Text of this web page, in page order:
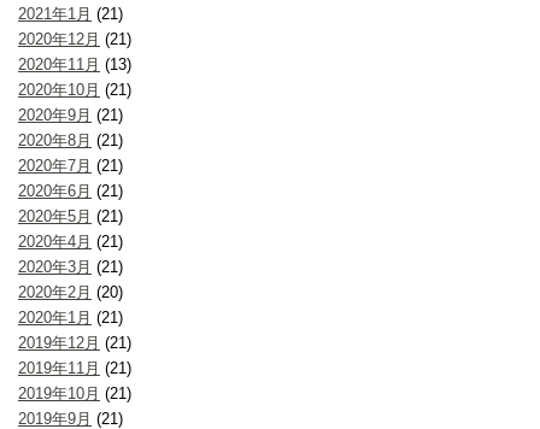
2021年1月 (21)
2020年12月 (21)
2020年11月 (13)
2020年10月 (21)
2020年9月 (21)
2020年8月 (21)
2020年7月 (21)
2020年6月 (21)
2020年5月 (21)
2020年4月 (21)
2020年3月 (21)
2020年2月 (20)
2020年1月 (21)
2019年12月 (21)
2019年11月 (21)
2019年10月 (21)
2019年9月 (21)